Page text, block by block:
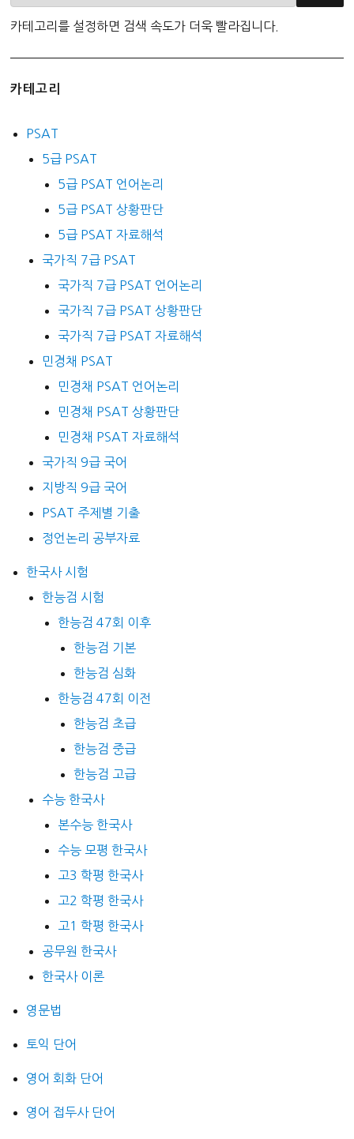
카테고리를 설정하면 검색 속도가 더욱 빨라집니다.
카테고리
PSAT
5급 PSAT
5급 PSAT 언어논리
5급 PSAT 상황판단
5급 PSAT 자료해석
국가직 7급 PSAT
국가직 7급 PSAT 언어논리
국가직 7급 PSAT 상황판단
국가직 7급 PSAT 자료해석
민경채 PSAT
민경채 PSAT 언어논리
민경채 PSAT 상황판단
민경채 PSAT 자료해석
국가직 9급 국어
지방직 9급 국어
PSAT 주제별 기출
정언논리 공부자료
한국사 시험
한능검 시험
한능검 47회 이후
한능검 기본
한능검 심화
한능검 47회 이전
한능검 초급
한능검 중급
한능검 고급
수능 한국사
본수능 한국사
수능 모평 한국사
고3 학평 한국사
고2 학평 한국사
고1 학평 한국사
공무원 한국사
한국사 이론
영문법
토익 단어
영어 회화 단어
영어 접두사 단어